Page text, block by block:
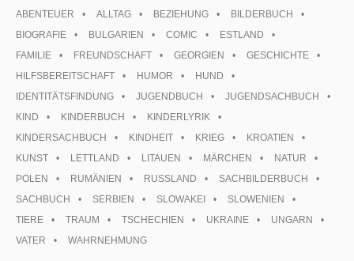
ABENTEUER ALLTAG BEZIEHUNG
BILDERBUCH
BIOGRAFIE
BULGARIEN COMIC
ESTLAND
FAMILIE
FREUNDSCHAFT GEORGIEN
GESCHICHTE
HILFSBEREITSCHAFT
HUMOR
HUND
IDENTITÄTSFINDUNG
JUGENDBUCH
JUGENDSACHBUCH
KIND
KINDERBUCH
KINDERLYRIK
KINDERSACHBUCH
KINDHEIT KRIEG
KROATIEN
KUNST
LETTLAND LITAUEN MÄRCHEN
NATUR
POLEN
RUMÄNIEN RUSSLAND
SACHBILDERBUCH
SACHBUCH
SERBIEN SLOWAKEI
SLOWENIEN
TIERE
TRAUM TSCHECHIEN UKRAINE
UNGARN
VATER
WAHRNEHMUNG